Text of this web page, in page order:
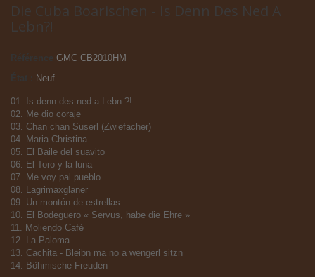
Die Cuba Boarischen - Is Denn Des Ned A
Lebn?!
Référence
GMC CB2010HM
Neuf
01. Is denn des ned a Lebn ?!
02. Me dio coraje
03. Chan chan Suserl (Zwiefacher)
04. Maria Christina
05. El Baile del suavito
06. El Toro y la luna
07. Me voy pal pueblo
08. Lagrimaxglaner
09. Un montón de estrellas
10. El Bodeguero « Servus, habe die Ehre »
11. Moliendo Café
12. La Paloma
13. Cachita - Bleibn ma no a wengerl sitzn
14. Böhmische Freuden